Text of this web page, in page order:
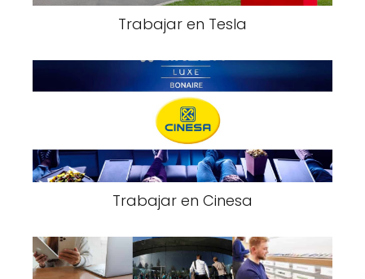
Trabajar en Tesla
Trabajar en Cinesa